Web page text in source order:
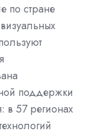
по стране
поддержки
в 57 регионах